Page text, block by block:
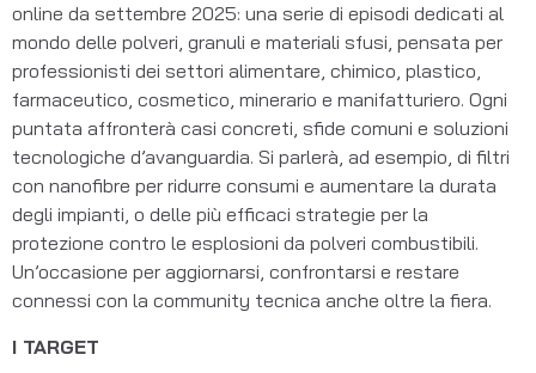
online da settembre 2025: una serie di episodi dedicati al
mondo delle polveri, granuli e materiali sfusi, pensata per
professionisti dei settori alimentare, chimico, plastico,
farmaceutico, cosmetico, minerario e manifatturiero. Ogni
puntata affronterà casi concreti, sfide comuni e soluzioni
tecnologiche d’avanguardia. Si parlerà, ad esempio, di filtri
con nanofibre per ridurre consumi e aumentare la durata
degli impianti, o delle più efficaci strategie per la
protezione contro le esplosioni da polveri combustibili.
Un’occasione per aggiornarsi, confrontarsi e restare
connessi con la community tecnica anche oltre la fiera.
I TARGET